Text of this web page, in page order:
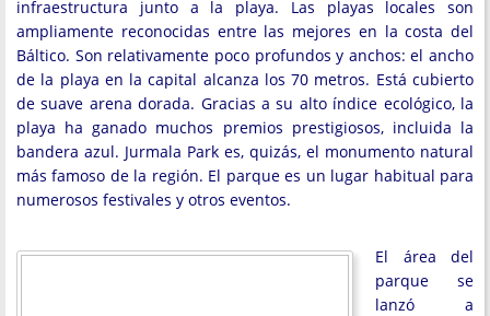
infraestructura junto a la playa. Las playas locales son
ampliamente reconocidas entre las mejores en la costa del
Báltico. Son relativamente poco profundos y anchos: el ancho
de la playa en la capital alcanza los 70 metros. Está cubierto
de suave arena dorada. Gracias a su alto índice ecológico, la
playa ha ganado muchos premios prestigiosos, incluida la
bandera azul. Jurmala Park es, quizás, el monumento natural
más famoso de la región. El parque es un lugar habitual para
numerosos festivales y otros eventos.
El área del
parque se
lanzó a